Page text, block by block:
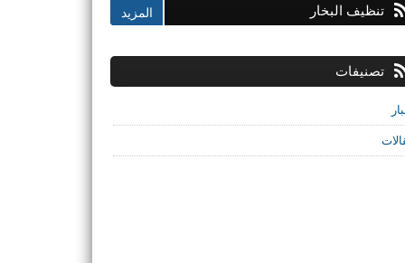
تنظيف البخار
تصنيفات